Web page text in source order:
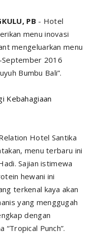
PB - Hotel
menu inovasi
mengeluarkan menu
September 2016
Bumbu Bali”.
Kebahagiaan
Hotel Santika
menu terbaru ini
Sajian istimewa
hewani ini
terkenal kaya akan
yang menggugah
dengan
“Tropical Punch”.